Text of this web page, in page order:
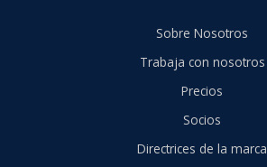
Sobre Nosotros
Trabaja con nosotros
Precios
Socios
Directrices de la marca